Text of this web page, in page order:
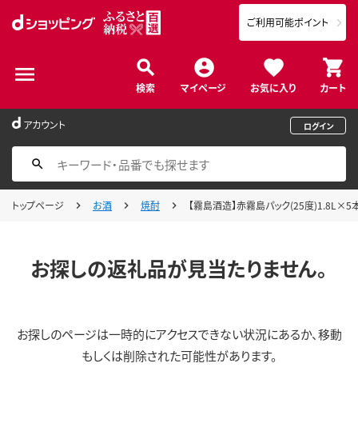
検索 マイページ お気に入り カート
ご利用可能ポイント
アカウント ログイン
トップページ お酒 焼酎 【霧島酒造】赤霧島パック(25度
お探しの返礼品が見当たりません。
お探しのページは一時的にアクセスできない状況にあるか、移動
もしくは削除された可能性があります。